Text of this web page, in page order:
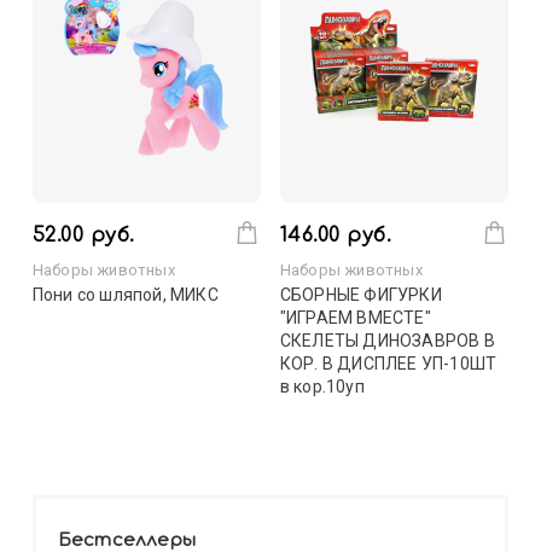
52.00 руб.
Наборы животных
Пони со шляпой, МИКС
146.00 руб.
Наборы животных
СБОРНЫЕ ФИГУРКИ
"ИГРАЕМ ВМЕСТЕ"
СКЕЛЕТЫ ДИНОЗАВРОВ В
КОР. В ДИСПЛЕЕ УП-10ШТ
в кор.10уп
Бестселлеры